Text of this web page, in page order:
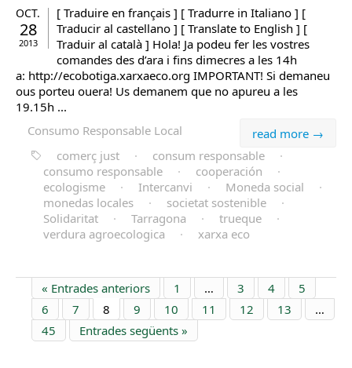
OCT.
28
2013
[ Traduire en français ] [ Tradurre in Italiano ] [
Traducir al castellano ] [ Translate to English ] [
Traduir al català ] Hola! Ja podeu fer les vostres
comandes des d’ara i fins dimecres a les 14h
a: http://ecobotiga.xarxaeco.org IMPORTANT! Si demaneu
ous porteu ouera! Us demanem que no apureu a les
19.15h ...
read more →
Consumo Responsable Local
comerç just
· consum responsable
·
consumo responsable
· cooperación
·
ecologisme
· Intercanvi · Moneda social
·
monedas locales
· societat sostenible
·
Solidaritat
· Tarragona · trueque
·
verdura agroecologica
· xarxa eco
« Entrades anteriors 1 … 3 4
5
6
7 8 9 10 11 12 13
…
45
Entrades següents »